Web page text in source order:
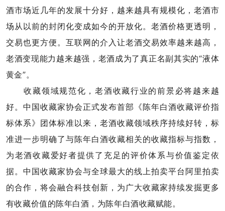
酒市场近几年的发展十分好，越来越具有规模化，老酒市
场从以前的封闭化变成如今的开放化。老酒价格更透明，
交易也更方便。互联网的介入让老酒交易效率越来越高，
老酒变现能力越来越强，老酒成为了真正名副其实的“液体
黄金”。
收藏领域规范化，老酒收藏行业的前景必将越来越
好。中国收藏家协会正式发布首部《陈年白酒收藏评价指
标体系》团体标准以来，老酒收藏领域秩序持续好转，标
准进一步明确了与陈年白酒收藏相关的收藏指标与指数，
为老酒收藏爱好者提供了充足的评价体系与价值鉴定依
据。中国收藏家协会与全球最大的线上拍卖平台阿里拍卖
的合作，将会融合科技创新，为广大收藏家持续发掘更多
有收藏价值的陈年白酒，为陈年白酒收藏赋能。